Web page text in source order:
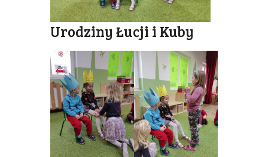
Urodziny Łucji i Kuby